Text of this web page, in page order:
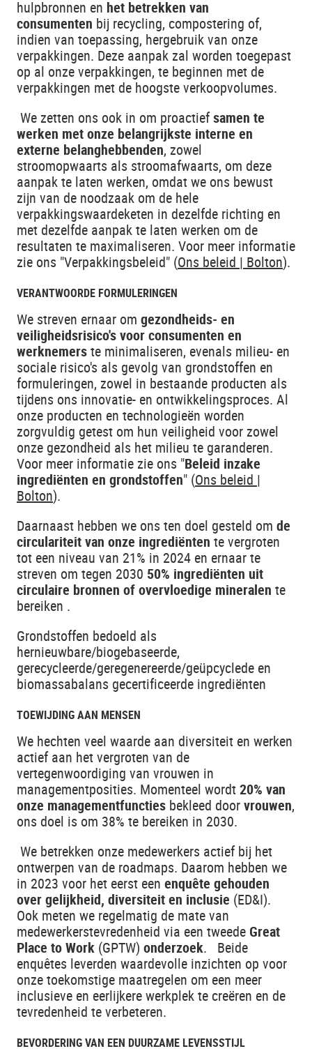
hulpbronnen en het betrekken van
consumenten bij recycling, compostering of,
indien van toepassing, hergebruik van onze
verpakkingen. Deze aanpak zal worden toegepast
op al onze verpakkingen, te beginnen met de
verpakkingen met de hoogste verkoopvolumes.
We zetten ons ook in om proactiefsamen te
werken met onze belangrijkste interne en
externe belanghebbenden, zowel
stroomopwaarts als stroomafwaarts, om deze
aanpak te laten werken, omdat we ons bewust
zijn van de noodzaak om de hele
verpakkingswaardeketen in dezelfde richting en
met dezelfde aanpak te laten werken om de
resultaten te maximaliseren. Voor meer informatie
zie ons "Verpakkingsbeleid" (Ons beleid | Bolton).
VERANTWOORDE FORMULERINGEN
We streven ernaar om gezondheids- en
veiligheidsrisico's voor consumenten en
werknemerste minimaliseren, evenals milieu- en
sociale risico's als gevolg van grondstoffen en
formuleringen, zowel in bestaande producten als
tijdens ons innovatie- en ontwikkelingsproces. Al
onze producten en technologieën worden
zorgvuldig getest om hun veiligheid voor zowel
onze gezondheid als het milieu te garanderen.
Voor meer informatie zie ons "Beleid inzake
ingrediënten en grondstoffen" (Ons beleid |
Bolton).
Daarnaast hebben we ons ten doel gesteld om de
circulariteit van onze ingrediënten te vergroten
tot een niveau van 21% in 2024 en ernaar te
streven om tegen 2030 50% ingrediënten uit
circulaire bronnen of overvloedige mineralen te
bereiken .
Grondstoffen bedoeld als
hernieuwbare/biogebaseerde,
gerecycleerde/geregenereerde/geüpcyclede en
biomassabalans gecertificeerde ingrediënten
TOEWIJDING AAN MENSEN
We hechten veel waarde aan diversiteit en werken
actief aan het vergroten van de
vertegenwoordiging van vrouwen in
managementposities. Momenteel wordt20% van
onze managementfuncties bekleed doorvrouwen,
ons doel is om 38% te bereiken in 2030.
We betrekken onze medewerkers actief bij het
ontwerpen van de roadmaps. Daarom hebben we
in 2023 voor het eerst een enquête gehouden
over gelijkheid, diversiteit en inclusie (ED&I).
Ook meten we regelmatig de mate van
medewerkerstevredenheid via een tweede Great
Place to Work (GPTW) onderzoek. Beide
enquêtes leverden waardevolle inzichten op voor
onze toekomstige maatregelen om een meer
inclusieve en eerlijkere werkplek te creëren en de
tevredenheid te verbeteren.
BEVORDERING VAN EEN DUURZAME LEVENSSTIJL